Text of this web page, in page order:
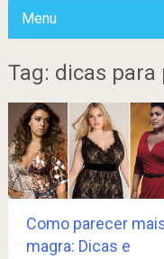
Menu
Tag: dicas
Como parecer
magra: Dicas e